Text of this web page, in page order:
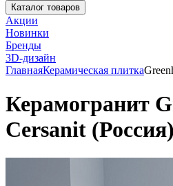
Каталог товаров
Акции
Новинки
Бренды
3D-дизайн
ГлавнаяКерамическая плитка
Керамогранит
Cersanit (Россия)